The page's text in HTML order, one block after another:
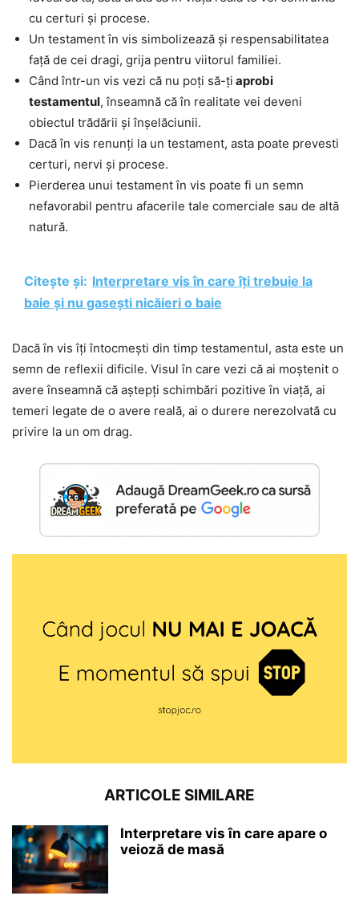
cu certuri și procese.
Un testament în vis simbolizează și respensabilitatea
față de cei dragi, grija pentru viitorul familiei.
Când într-un vis vezi că nu poți să-ți aprobi
testamentul, înseamnă că în realitate vei deveni
obiectul trădării și înșelăciunii.
Dacă în vis renunți la un testament, asta poate prevesti
certuri, nervi și procese.
Pierderea unui testament în vis poate fi un semn
nefavorabil pentru afacerile tale comerciale sau de altă
natură.
Citește și: Interpretare vis în care îți trebuie la
baie și nu gasești nicăieri o baie
Dacă în vis îți întocmești din timp testamentul, asta este un
semn de reflexii dificile. Visul în care vezi că ai moștenit o
avere înseamnă că aștepți schimbări pozitive în viață, ai
temeri legate de o avere reală, ai o durere nerezolvată cu
privire la un om drag.
ARTICOLE SIMILARE
Interpretare vis în care apare o
veioză de masă